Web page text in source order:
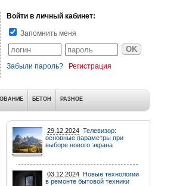
Войти в личный кабинет:
Запомнить меня
Забыли пароль? Регистрация
БЕТОН РАЗНОЕ
29.12.2024 Телевизор:
основные параметры при
выборе нового экрана
03.12.2024 Новые технологии
в ремонте бытовой техники